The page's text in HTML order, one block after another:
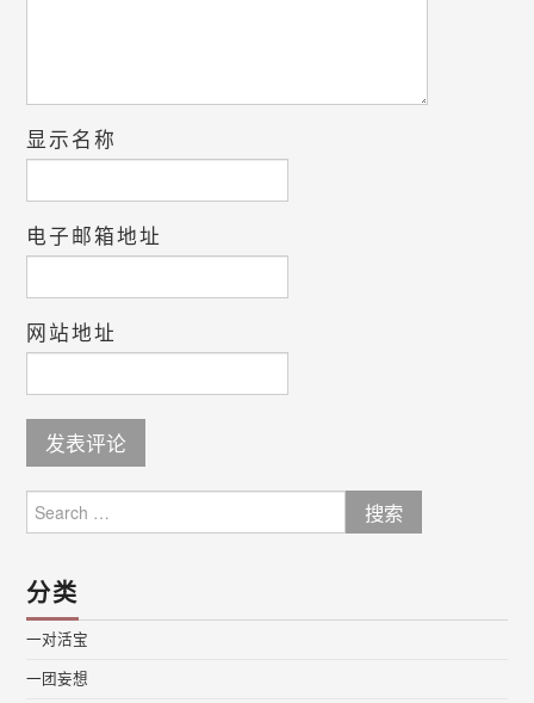
显示名称
电子邮箱地址
网站地址
for:
分类
一对活宝
一团妄想